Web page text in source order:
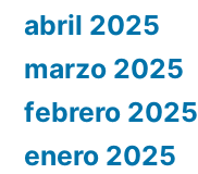
abril 2025
marzo 2025
febrero 2025
enero 2025